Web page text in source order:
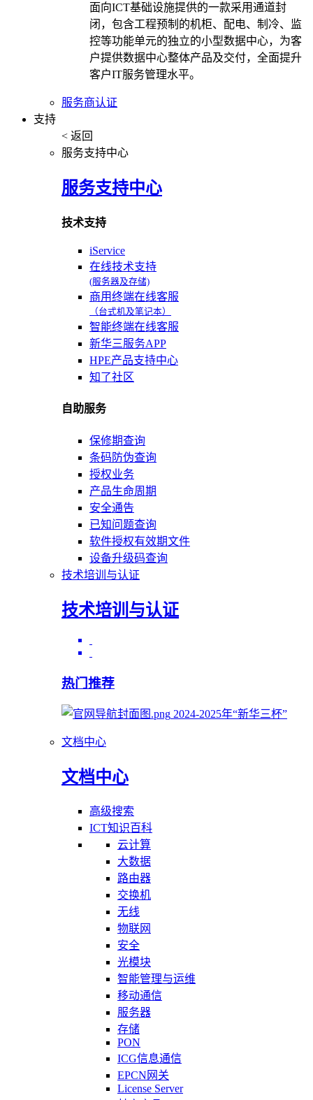
面向ICT基础设施提供的一款采用通道封
闭，包含工程预制的机柜、配电、制冷、监
控等功能单元的独立的小型数据中心，为客
户提供数据中心整体产品及交付，全面提升
客户IT服务管理水平。
服务商认证
支持
< 返回
服务支持中心
服务支持中心
技术支持
iService
在线技术支持
(服务器及存储)
商用终端在线客服
（台式机及笔记本）
智能终端在线客服
新华三服务APP
HPE产品支持中心
知了社区
自助服务
保修期查询
条码防伪查询
授权业务
产品生命周期
安全通告
已知问题查询
软件授权有效期文件
设备升级码查询
技术培训与认证
技术培训与认证
热门推荐
2024-2025年“新华三杯”
文档中心
文档中心
高级搜索
ICT知识百科
云计算
大数据
路由器
交换机
无线
物联网
安全
光模块
智能管理与运维
移动通信
服务器
存储
PON
ICG信息通信
EPCN网关
License Server